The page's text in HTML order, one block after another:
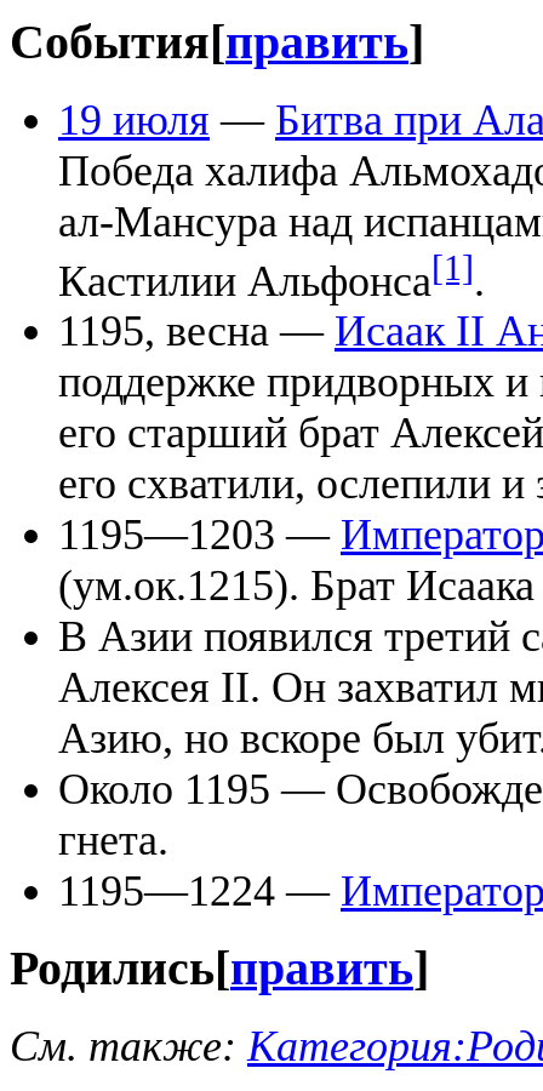
События[править]
19 июля — Битва при
Победа халифа
ал-Мансура над
Кастилии Альфонса[1].
1195, весна — Исаак II
поддержке придворных и
его старший брат
его схватили, ослепили
1195—1203 —
(ум.ок.1215). Брат
В Азии появился третий
Алексея II. Он захватил
Азию, но вскоре был
Около 1195 —
гнета.
1195—1224 —
Родились[править]
См. также: